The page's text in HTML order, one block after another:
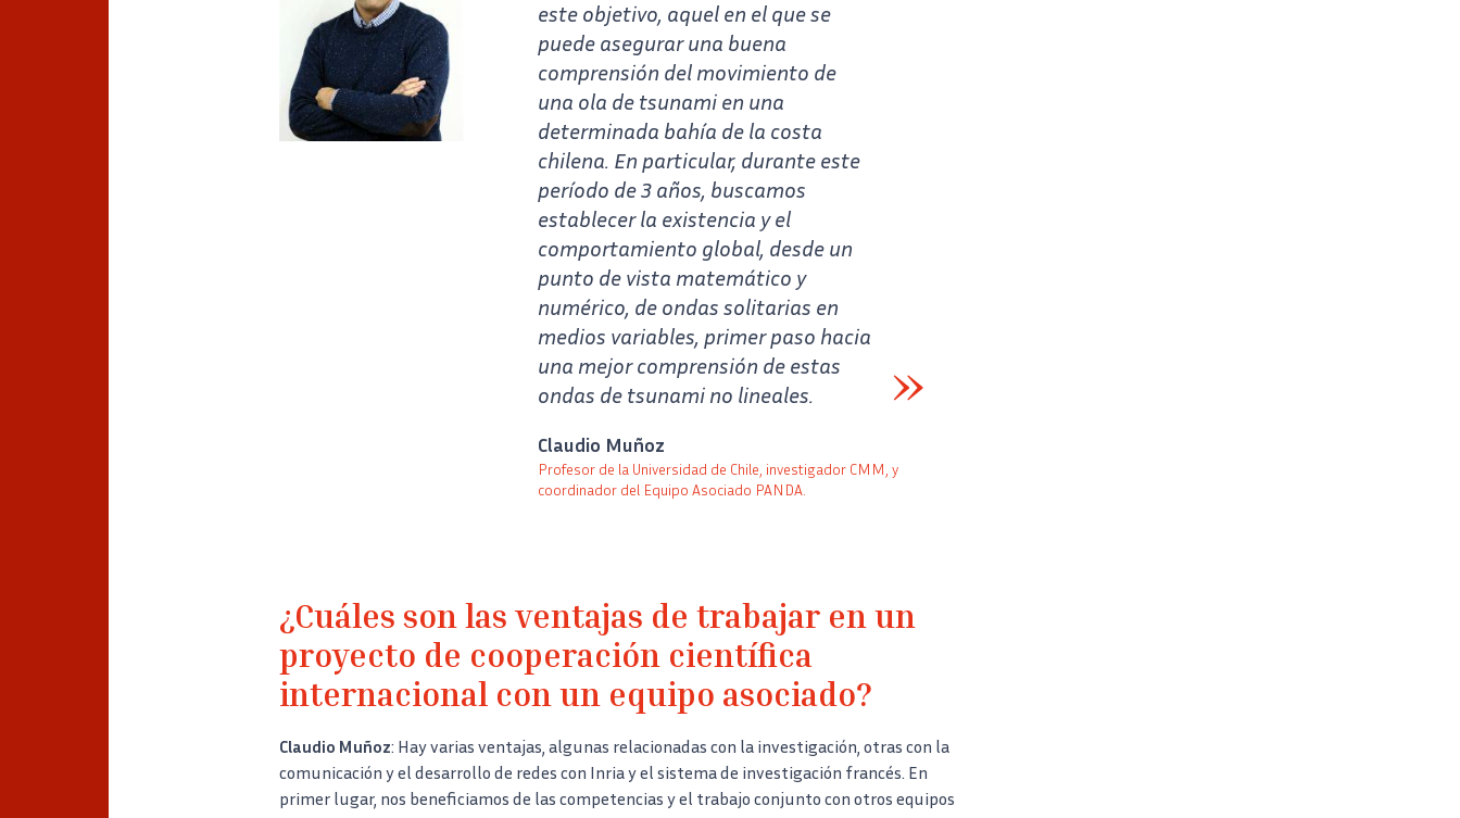
este objetivo, aquel en el que se
puede asegurar una buena
comprensión del movimiento de
una ola de tsunami en una
determinada bahía de la costa
chilena. En particular, durante este
período de 3 años, buscamos
establecer la existencia y el
comportamiento global, desde un
punto de vista matemático y
numérico, de ondas solitarias en
medios variables, primer paso hacia
una mejor comprensión de estas
ondas de tsunami no lineales.
Claudio Muñoz
Profesor de la Universidad de Chile, investigador CMM, y
coordinador del Equipo Asociado PANDA.
¿Cuáles son las ventajas de trabajar en un
proyecto de cooperación científica
internacional con un equipo asociado?
Claudio Muñoz: Hay varias ventajas, algunas relacionadas con la investigación, otras con la
comunicación y el desarrollo de redes con Inria y el sistema de investigación francés. En
primer lugar, nos beneficiamos de las competencias y el trabajo conjunto con otros equipos